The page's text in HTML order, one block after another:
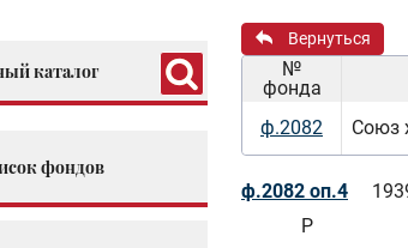
каталог
фондов
Вернуться
№
фонда
ф.2082
Союз
ф.2082 оп.4
Р